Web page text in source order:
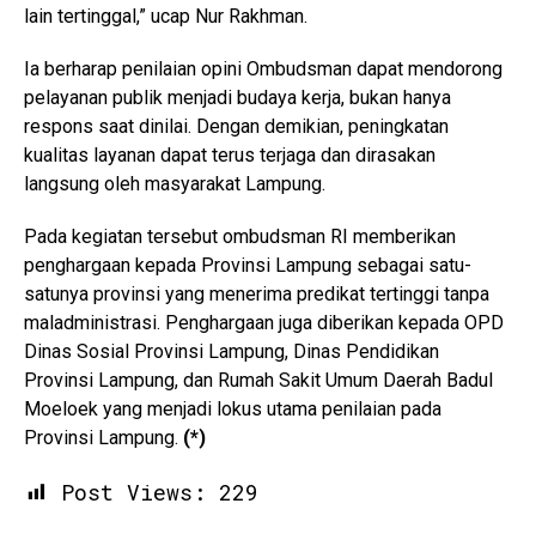
lain tertinggal,” ucap Nur Rakhman.
Ia berharap penilaian opini Ombudsman dapat mendorong
pelayanan publik menjadi budaya kerja, bukan hanya
respons saat dinilai. Dengan demikian, peningkatan
kualitas layanan dapat terus terjaga dan dirasakan
langsung oleh masyarakat Lampung.
Pada kegiatan tersebut ombudsman RI memberikan
penghargaan kepada Provinsi Lampung sebagai satu-
satunya provinsi yang menerima predikat tertinggi tanpa
maladministrasi. Penghargaan juga diberikan kepada OPD
Dinas Sosial Provinsi Lampung, Dinas Pendidikan
Provinsi Lampung, dan Rumah Sakit Umum Daerah Badul
Moeloek yang menjadi lokus utama penilaian pada
Provinsi Lampung. (*)
Post Views: 229